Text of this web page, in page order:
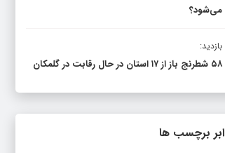
می‌شود؟
بازدید:
۵۸ شطرنج‌ باز از ۱۷ استان در حال رقابت در گلمکان
ابر برچسب ها